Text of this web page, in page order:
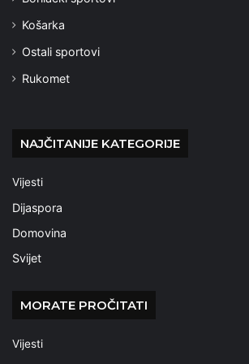
Košarka
Ostali sportovi
Rukomet
NAJČITANIJE KATEGORIJE
Vijesti
Dijaspora
Domovina
Svijet
MORATE PROČITATI
Vijesti